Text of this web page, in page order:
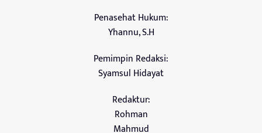
Penasehat Hukum:
Yhannu, S.H
Pemimpin Redaksi:
Syamsul Hidayat
Redaktur:
Rohman
Mahmud